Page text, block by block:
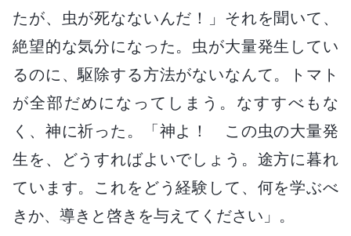
たが、虫が死なないんだ！」それを聞いて、
絶望的な気分になった。虫が大量発生してい
るのに、駆除する方法がないなんて。トマト
が全部だめになってしまう。なすすべもな
く、神に祈った。「神よ！ この虫の大量発
生を、どうすればよいでしょう。途方に暮れ
ています。これをどう経験して、何を学ぶべ
きか、導きと啓きを与えてください」。